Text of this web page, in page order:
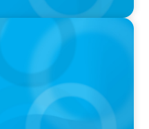
Search Firm in Canada